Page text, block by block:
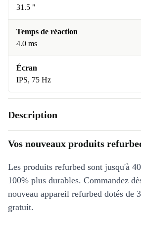
31.5 "
Temps de réaction
4.0 ms
Écran
IPS, 75 Hz
Description
Vos nouveaux produits
Les produits refurbed sont jusqu'à
100% plus durables. Commandez
nouveau appareil refurbed dotés de
gratuit.